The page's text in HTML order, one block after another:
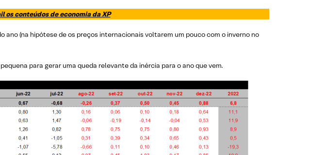
conteúdos de economia da XP
(na hipótese de os preços internacionais voltarem um pouco com o inverno no
para gerar uma queda relevante da inércia para o ano que vem.